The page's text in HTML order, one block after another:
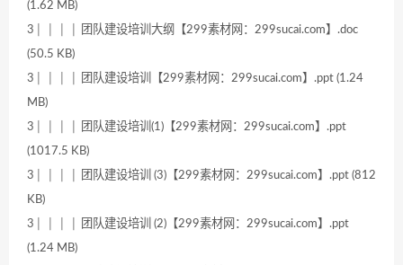
(1.62 MB)
3│ │ │ │ 团队建设培训大纲【299素材网：299sucai.com】.doc
(50.5 KB)
3│ │ │ │ 团队建设培训【299素材网：299sucai.com】.ppt (1.24
MB)
3│ │ │ │ 团队建设培训(1)【299素材网：299sucai.com】.ppt
(1017.5 KB)
3│ │ │ │ 团队建设培训 (3)【299素材网：299sucai.com】.ppt (812
KB)
3│ │ │ │ 团队建设培训 (2)【299素材网：299sucai.com】.ppt
(1.24 MB)